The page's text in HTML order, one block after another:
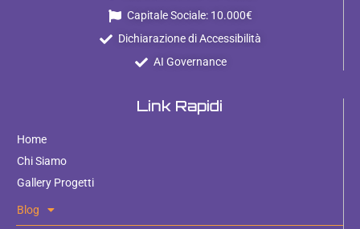
Capitale Sociale: 10.000€
Dichiarazione di Accessibilità
AI Governance
Link Rapidi
Home
Chi Siamo
Gallery Progetti
Blog